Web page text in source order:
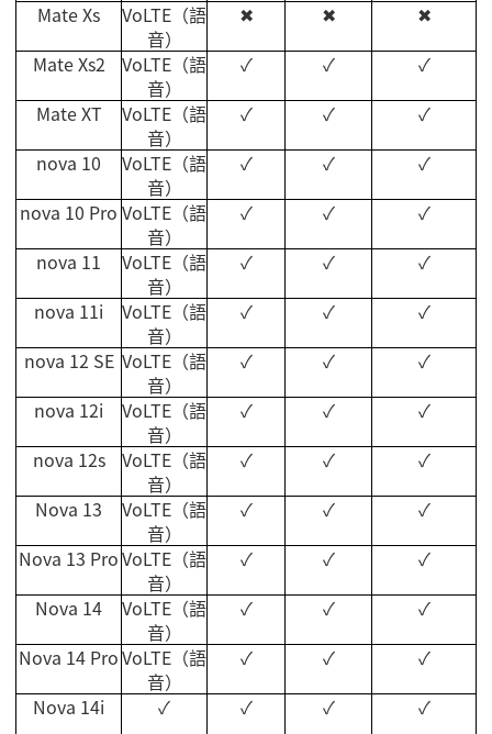
Mate Xs
VoLTE （語
音）
✖ ✖
✖
Mate Xs2
VoLTE （語
音）
✓ ✓
✓
Mate XT
VoLTE （語
音）
✓ ✓
✓
nova 10
VoLTE （語
音）
✓ ✓
✓
nova 10 Pro VoLTE （語
音）
✓ ✓
✓
nova 11
VoLTE （語
音）
✓ ✓
✓
nova 11i
VoLTE （語
音）
✓ ✓
✓
nova 12 SE VoLTE （語
音）
✓ ✓
✓
nova 12i
VoLTE （語
音）
✓ ✓
✓
nova 12s
VoLTE （語
音）
✓ ✓
✓
Nova 13
VoLTE （語
音）
✓ ✓
✓
Nova 13 ProVoLTE （語
音）
✓ ✓
✓
Nova 14
VoLTE （語
音）
✓ ✓
✓
Nova 14 ProVoLTE （語
音）
✓ ✓
✓
Nova 14i
✓ ✓ ✓
✓